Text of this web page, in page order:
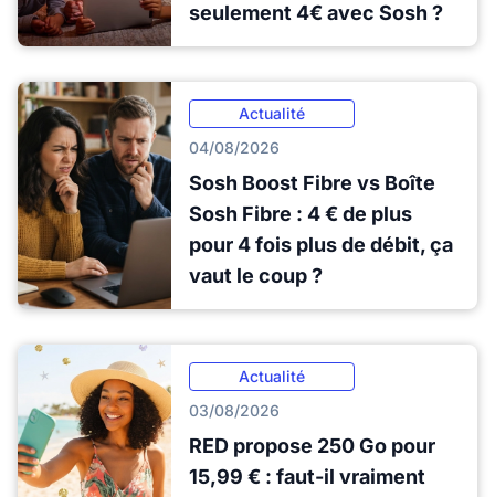
seulement 4€ avec Sosh ?
Actualité
04/08/2026
Sosh Boost Fibre vs Boîte
Sosh Fibre : 4 € de plus
pour 4 fois plus de débit, ça
vaut le coup ?
Actualité
03/08/2026
RED propose 250 Go pour
15,99 € : faut-il vraiment